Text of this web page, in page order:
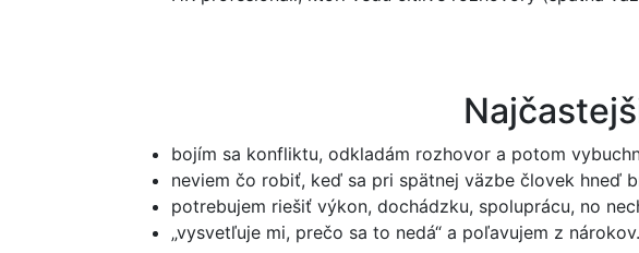
bojím sa konfliktu, odkladám rozhovor a potom
neviem čo robiť, keď sa pri spätnej väzbe človek hneď
potrebujem riešiť výkon, dochádzku, spoluprácu, no
„vysvetľuje mi, prečo sa to nedá“ a poľavujem z nárokov.